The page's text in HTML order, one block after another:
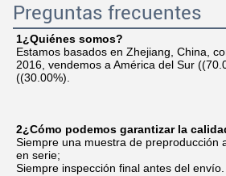
Preguntas frecuentes
1¿Quiénes somos?
Estamos basados en Zhejiang, China,
2016, vendemos a América del Sur
((30.00%).
2¿Cómo podemos garantizar la
Siempre una muestra de preproducción
en serie;
Siempre inspección final antes del envío.